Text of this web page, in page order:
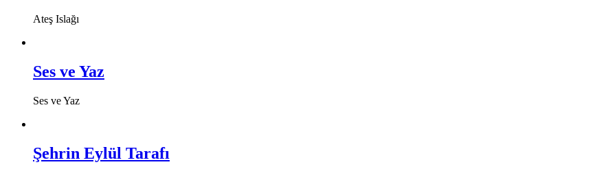
Ateş Islağı
Ses ve Yaz
Ses ve Yaz
Şehrin Eylül Tarafı